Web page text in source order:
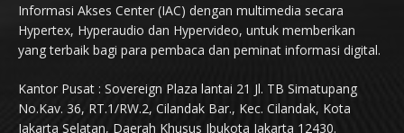
Informasi Akses Center (IAC) dengan multimedia secara
Hypertex, Hyperaudio dan Hypervideo, untuk memberikan
yang terbaik bagi para pembaca dan peminat informasi digital.
Kantor Pusat : Sovereign Plaza lantai 21 Jl. TB Simatupang
No.Kav. 36, RT.1/RW.2, Cilandak Bar., Kec. Cilandak, Kota
Jakarta Selatan, Daerah Khusus Ibukota Jakarta 12430.